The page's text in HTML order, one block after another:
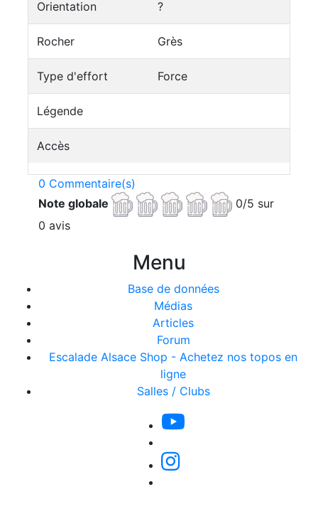
Orientation ?
Rocher Grès
Type d'effort Force
Légende
Accès
0 Commentaire(s)
Note globale
0/5 sur
0 avis
Menu
Base de données
Médias
Articles
Forum
Escalade Alsace Shop - Achetez nos topos en
ligne
Salles / Clubs